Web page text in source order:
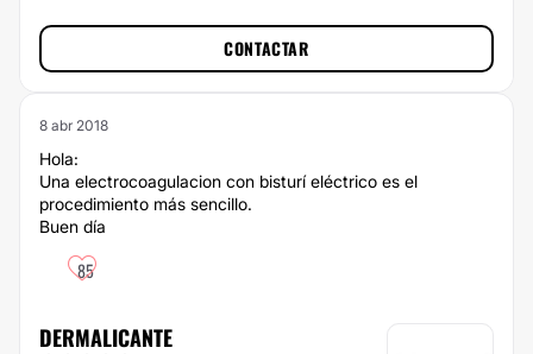
CONTACTAR
8 abr 2018
Hola:
Una electrocoagulacion con bisturí eléctrico es el
procedimiento más sencillo.
Buen día
85
DERMALICANTE